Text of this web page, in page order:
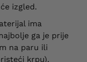
izgled.
ima
ga je prije
na paru ili
krpu).